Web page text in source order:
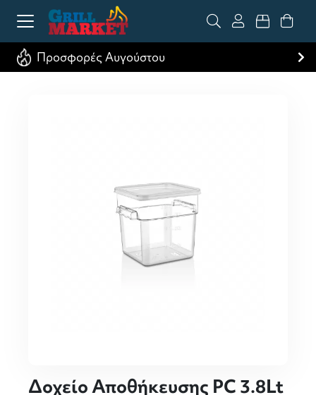
Προσφορές Αυγούστου
Δοχείο Αποθήκευσης PC 3.8Lt